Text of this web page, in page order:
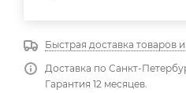
Быстрая доставка товаров
Доставка по Санкт-
Гарантия 12 месяцев.